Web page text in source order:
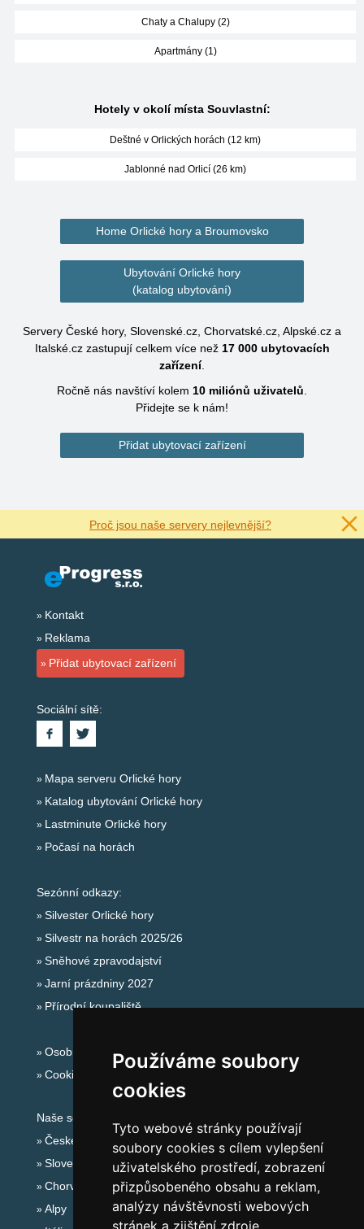
Používáme soubory
cookies
Tyto webové stránky používají
soubory cookies s cílem vylepšení
uživatelského prostředí, zobrazení
přizpůsobeného obsahu a reklam,
analýzy návštěvnosti webových
stránek a zjištění zdroje
Chaty a Chalupy (2)
Apartmány (1)
Hotely v okolí místa Souvlastní:
Deštné v Orlických horách (12 km)
Jablonné nad Orlicí (26 km)
Home Orlické hory a Broumovsko
Ubytování Orlické hory
(katalog ubytování)
Servery České hory, Slovenské.cz, Chorvatské.cz, Alpské.cz a
Italské.cz zastupují celkem více než 17 000ubytovacích
zařízení.
Ročně nás navštíví kolem 10 miliónů uživatelů
Přidejte se k nám!
Přidat ubytovací zařízení
Proč jsou naše servery nejlevnější?
Kontakt
Reklama
Přidat ubytovací zařízení
Sociální sítě:
Mapa serveru Orlické hory
Katalog ubytování Orlické hory
Lastminute Orlické hory
Počasí na horách
Sezónní odkazy:
Silvester Orlické hory
Silvestr na horách 2025/26
Sněhové zpravodajství
Jarní prázdniny 2027
Přírodní koupaliště
Osobní údaje
Cookies
Naše servery:
České hory
Slovenské hory
Chorvatsko
Alpy